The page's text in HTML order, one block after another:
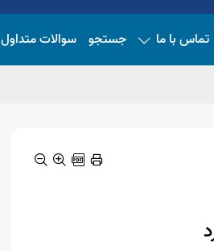
تماس با ما جستجو سوالات متداول